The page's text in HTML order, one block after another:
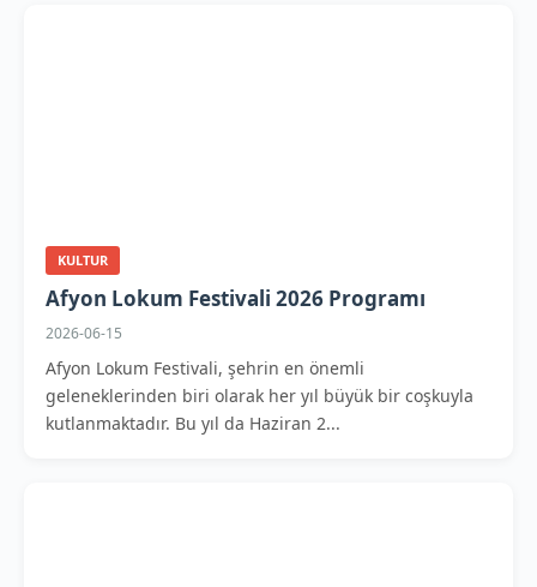
KULTUR
Afyon Lokum Festivali 2026 Programı
2026-06-15
Afyon Lokum Festivali, şehrin en önemli
geleneklerinden biri olarak her yıl büyük bir coşkuyla
kutlanmaktadır. Bu yıl da Haziran 2...